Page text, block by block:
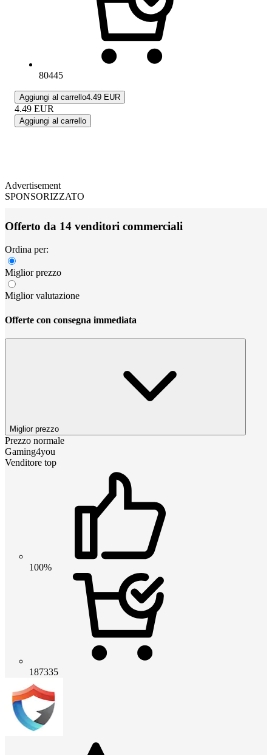
80445
Aggiungi al carrello4.49 EUR
4.49 EUR
Aggiungi al carrello
Advertisement
SPONSORIZZATO
Offerto da 14 venditori commerciali
Ordina per:
Miglior prezzo
Miglior valutazione
Offerte con consegna immediata
Miglior prezzo
Prezzo normale
Gaming4you
Venditore top
100%
187335